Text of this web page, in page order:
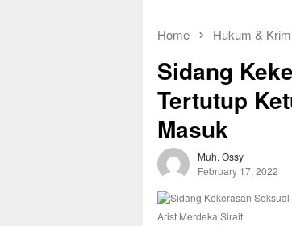
Home Hukum &
Sidang
Tertutup
Masuk
Muh. Ossy
February 17, 2022
Arist Merdeka Sirait